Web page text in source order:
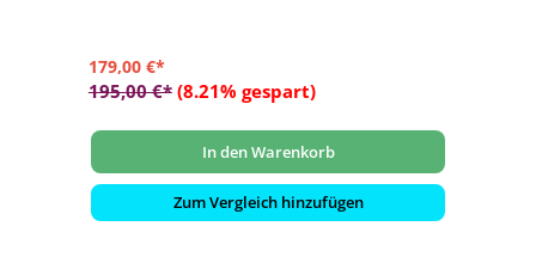
179,00 €*
195,00 €* (8.21% gespart)
In den Warenkorb
Zum Vergleich hinzufügen